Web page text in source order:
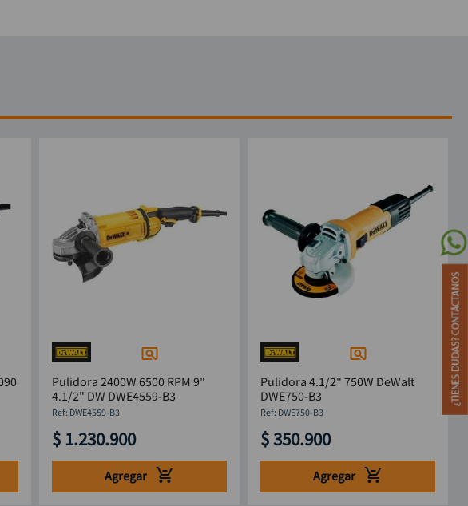
Pulidora 2400W 6500 RPM 9"
4.1/2" DW DWE4559-B3
: DWE4559-B3
$ 1.230.900
Agregar
Pulidora 4.1/2" 750W DeWalt
DWE750-B3
: DWE750-B3
$350.900
Agregar